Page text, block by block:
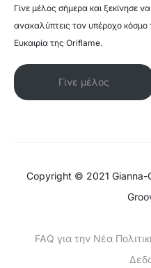
Γίνε μέλος σήμερα και ξεκίνησε
ανακαλύπτεις τον υπέροχο κόσμο
Ευκαιρία της Oriflame.
Γίνε μέλος
Copyright © 2021 Gianna-
FAQ για την Νέα